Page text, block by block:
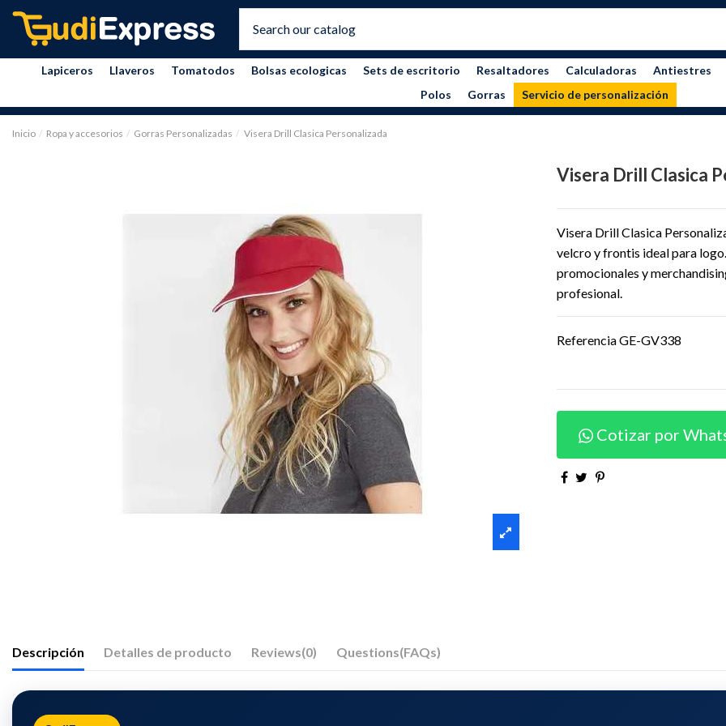
Lapiceros Llaveros Tomatodos Bolsas ecologicas Sets de escritorio Resaltadores Calculadoras
Antiestres
Polos
Gorras Servicio de personalización
Inicio Ropa y accesorios Gorras Personalizadas Visera Drill Clasica Personalizada
Visera Drill Clasica
Visera Drill Clasica
velcro y frontis ideal para
promocionales y
profesional.
ReferenciaGE-GV338
Cotizar por
Descripción Detalles de producto Reviews(0) Questions(FAQs)